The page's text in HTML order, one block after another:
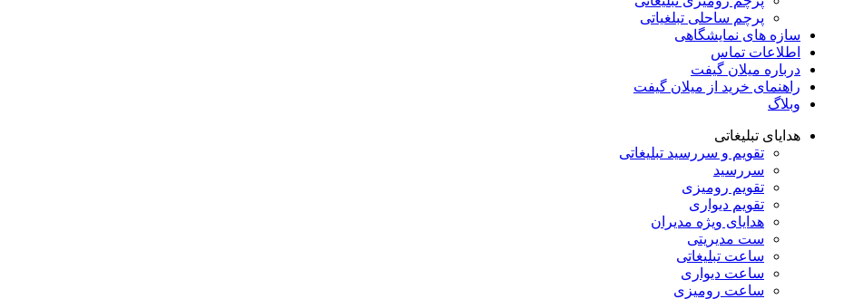
پرچم ساحلی تبلغیاتی
سازه های نمایشگاهی
اطلاعات تماس
درباره میلان گیفت
راهنمای خرید از میلان گیفت
وبلاگ
هدایای تبلیغاتی
تقویم و سررسید تبلیغاتی
سررسید
تقویم رومیزی
تقویم دیواری
هدایای ویژه مدیران
ست مدیریتی
ساعت تبلیغاتی
ساعت دیواری
ساعت رومیزی